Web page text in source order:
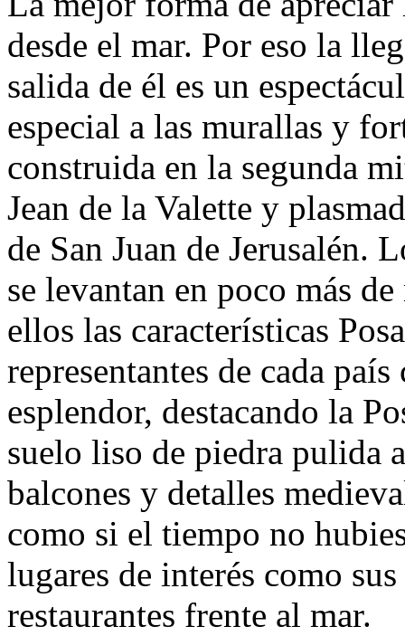
desde el mar. Por eso la
salida de él es un
especial a las murallas y
construida en la segunda
Jean de la Valette y
de San Juan de Jerusalén.
se levantan en poco más
ellos las características
representantes de cada
esplendor, destacando la
suelo liso de piedra pulida
balcones y detalles
como si el tiempo no
lugares de interés como
restaurantes frente al mar.